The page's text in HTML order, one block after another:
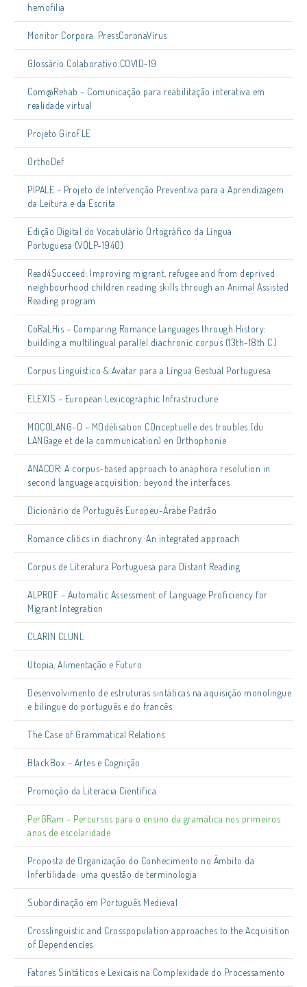
hemofilia
Monitor Corpora. PressCoronaVírus
Glossário Colaborativo COVID-19
Com@Rehab – Comunicação para reabilitação interativa em
realidade virtual
Projeto GiroFLE
OrthoDef
PIPALE – Projeto de Intervenção Preventiva para a Aprendizagem
da Leitura e da Escrita
Edição Digital do Vocabulário Ortográfico da Língua
Portuguesa (VOLP-1940)
Read4Succeed: Improving migrant, refugee and from deprived
neighbourhood children reading skills through an Animal Assisted
Reading program
CoRaLHis – Comparing Romance Languages through History:
building a multilingual parallel diachronic corpus (13th-18th C.)
Corpus Linguístico & Avatar para a Língua Gestual Portuguesa
ELEXIS – European Lexicographic Infrastructure
MOCOLANG-O – MOdélisation COnceptuelle des troubles (du
LANGage et de la communication) en Orthophonie
ANACOR: A corpus-based approach to anaphora resolution in
second language acquisition: beyond the interfaces
Dicionário de Português Europeu-Árabe Padrão
Romance clitics in diachrony. An integrated approach
Corpus de Literatura Portuguesa para Distant Reading
ALPROF – Automatic Assessment of Language Proficiency for
Migrant Integration
CLARIN CLUNL
Utopia, Alimentação e Futuro
Desenvolvimento de estruturas sintáticas na aquisição monolingue
e bilingue do português e do francês
The Case of Grammatical Relations
BlackBox – Artes e Cognição
Promoção da Literacia Científica
PerGRam – Percursos para o ensino da gramática nos primeiros
anos de escolaridade
Proposta de Organização do Conhecimento no Âmbito da
Infertilidade: uma questão de terminologia
Subordinação em Português Medieval
Crosslinguistic and Crosspopulation approaches to the Acquisition
of Dependencies
Fatores Sintáticos e Lexicais na Complexidade do Processamento